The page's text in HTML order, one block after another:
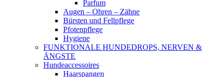
Parfum
Augen – Ohren – Zähne
Bürsten und Fellpflege
Pfotenpflege
Hygiene
FUNKTIONALE HUNDEDROPS, NERVEN &
ÄNGSTE
Hundeaccessoires
Haarspangen